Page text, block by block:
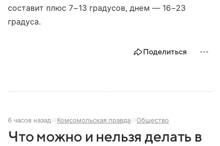
составит плюс 7−13 градусов, днем — 16−23
градуса.
Поделиться
6 часов назад Комсомольская правда Общество
Что можно и нельзя делать в